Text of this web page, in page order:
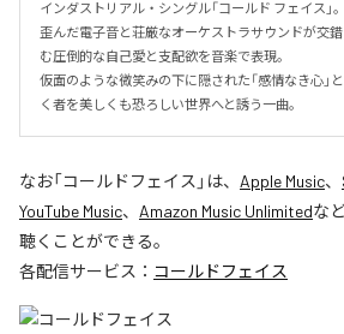
インダストリアル・シングル「コールド フェイス」。
歪んだ電子音と荘厳なオーケストラサウンドが交
む圧倒的な自己愛と支配欲を音楽で表現。
仮面のような微笑みの下に隠された「感情なき心」
く者を美しくも恐ろしい世界へと誘う一曲。
なお「コールドフェイス 」は、 Apple Music、
YouTube Music、 Amazon Music Unlimitedな
聴くことができる。
各配信サービス： コールドフェイス